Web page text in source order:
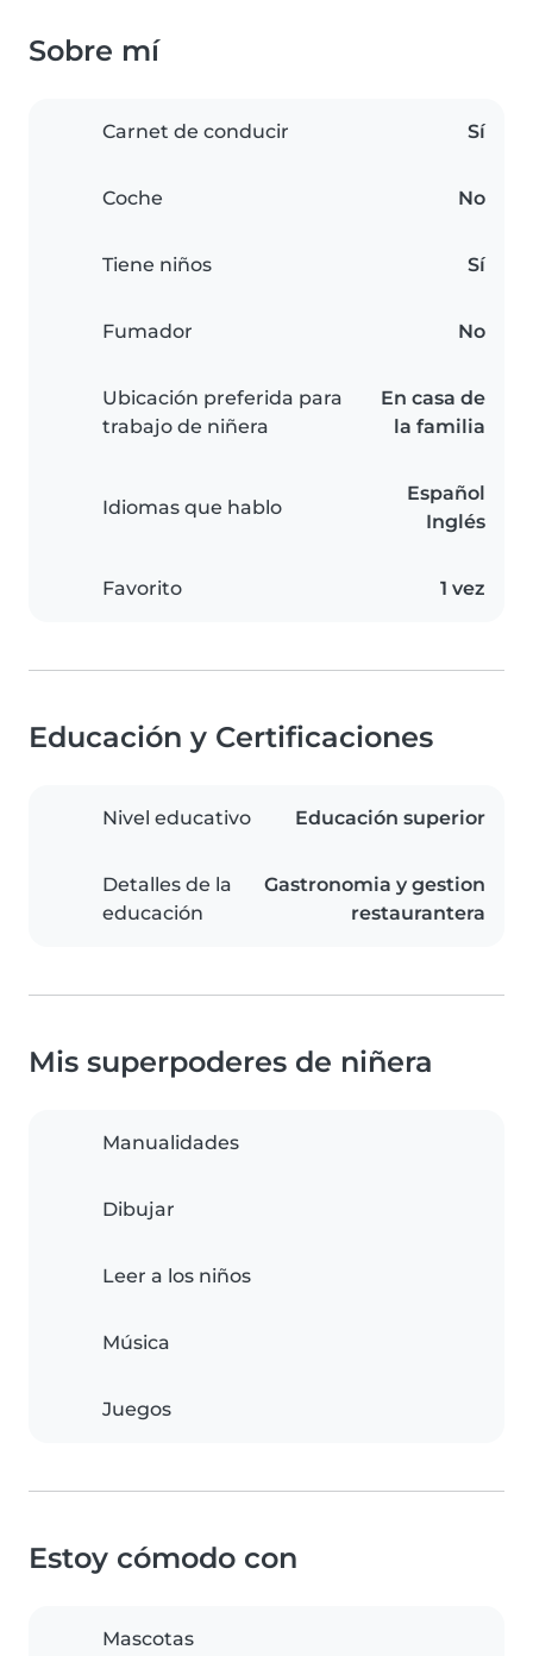
Sobre mí
Carnet de conducir Sí
Coche No
Tiene niños Sí
Fumador No
Ubicación preferida para
trabajo de niñera
En casa de
la familia
Idiomas que hablo
Español
Inglés
Favorito 1 vez
Educación y Certificaciones
Nivel educativo Educación superior
Detalles de la
educación
Gastronomia y gestion
restaurantera
Mis superpoderes de niñera
Manualidades
Dibujar
Leer a los niños
Música
Juegos
Estoy cómodo con
Mascotas